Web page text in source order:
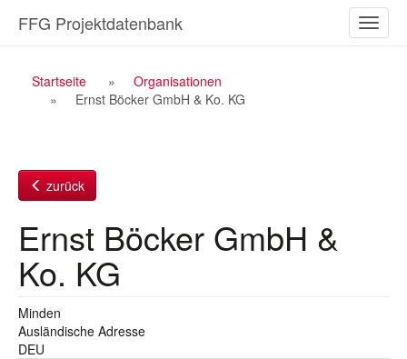
Inhalt
ein-/
FFG Projektdatenbank
Breadcrumb
Navigation
Startseite
Organisationen
Ernst Böcker GmbH & Ko. KG
zurück
Ernst Böcker GmbH &
Ko. KG
Minden
Ausländische Adresse
DEU